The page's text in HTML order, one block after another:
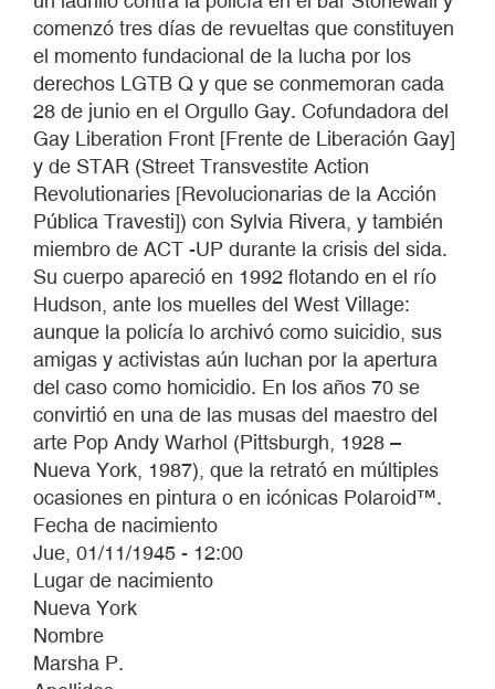
comenzó tres días de revueltas que constituyen
el momento fundacional de la lucha por los
derechos LGTB Q y que se conmemoran cada
28 de junio en el Orgullo Gay. Cofundadora del
Gay Liberation Front [Frente de Liberación Gay]
y de STAR (Street Transvestite Action
Revolutionaries [Revolucionarias de la Acción
Pública Travesti]) con Sylvia Rivera, y también
miembro de ACT -UP durante la crisis del sida.
Su cuerpo apareció en 1992 flotando en el río
Hudson, ante los muelles del West Village:
aunque la policía lo archivó como suicidio, sus
amigas y activistas aún luchan por la apertura
del caso como homicidio. En los años 70 se
convirtió en una de las musas del maestro del
arte Pop Andy Warhol (Pittsburgh, 1928 –
Nueva York, 1987), que la retrató en múltiples
ocasiones en pintura o en icónicas Polaroid™.
Fecha de nacimiento
Jue, 01/11/1945 - 12:00
Lugar de nacimiento
Nueva York
Nombre
Marsha P.